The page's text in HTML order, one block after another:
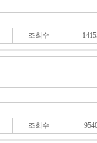
조회수
조회수